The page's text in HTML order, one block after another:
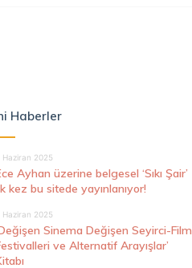
Haberler
Haziran 2025
Ayhan üzerine belgesel ‘Sıkı Şair’
kez bu sitede yayınlanıyor!
Haziran 2025
Sinema Değişen Seyirci-Film
ve Alternatif Arayışlar’